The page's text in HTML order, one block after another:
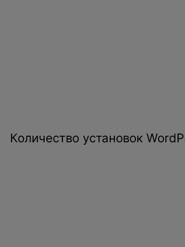
Количество установок